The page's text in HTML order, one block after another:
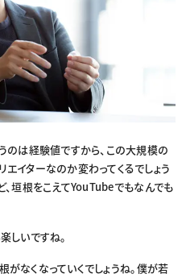
のは経験値ですから、この大規模の
イターなのか変わってくるでしょう
、垣根をこえてYouTubeでもなんでも
しいですね。
なくなっていくでしょうね。僕が若